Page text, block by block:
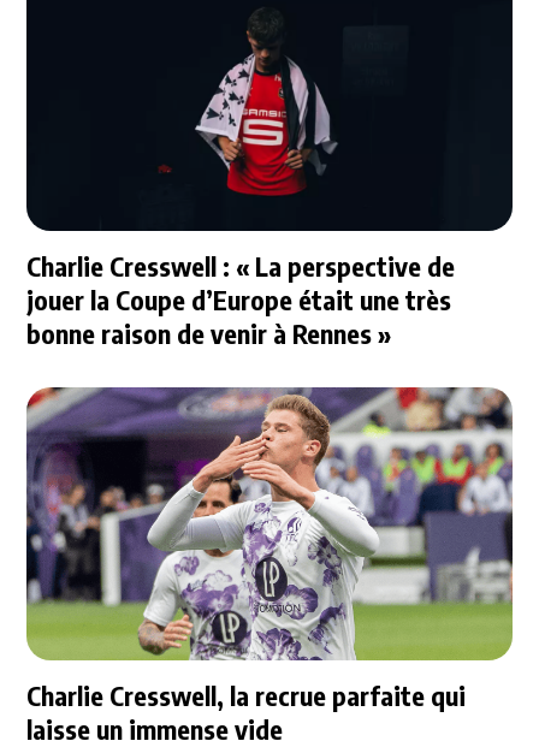
Charlie Cresswell : « La perspective de
jouer la Coupe d’Europe était une très
bonne raison de venir à Rennes »
Charlie Cresswell, la recrue parfaite qui
laisse un immense vide